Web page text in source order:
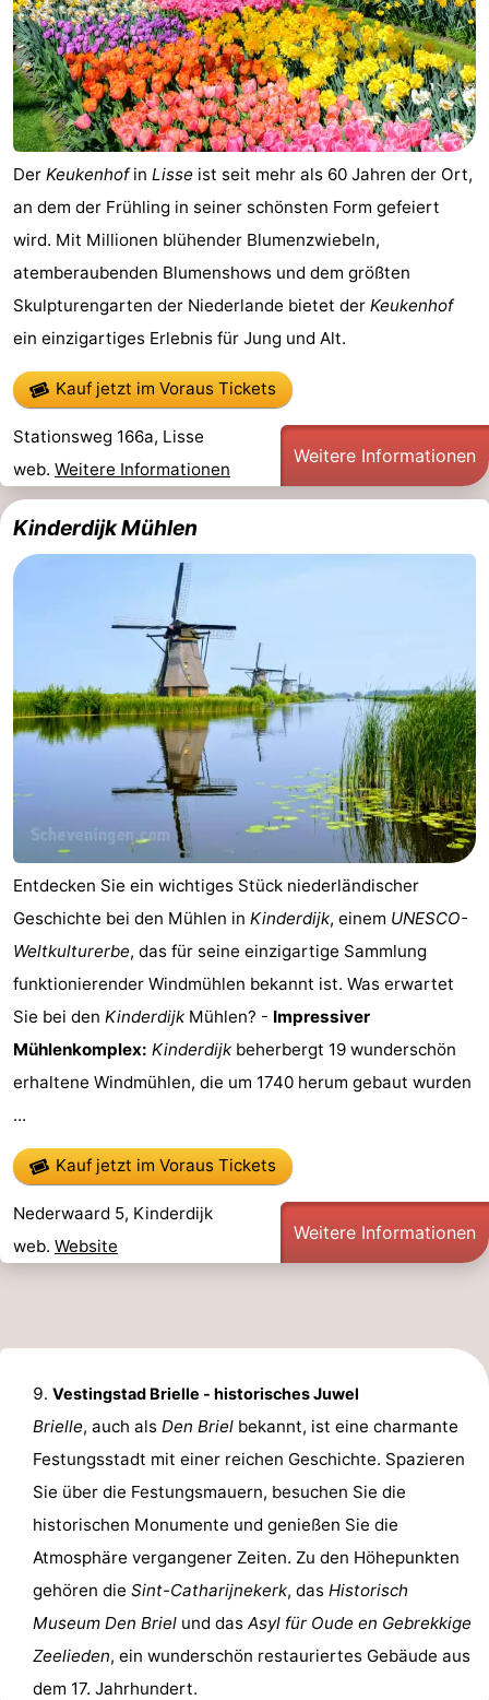
Der Keukenhofin Lisse ist seit mehr als 60 Jahren der Ort,
an dem der Frühling in seiner schönsten Form gefeiert
wird. Mit Millionen blühender Blumenzwiebeln,
atemberaubenden Blumenshows und dem größten
Skulpturengarten der Niederlande bietet der Keukenhof
ein einzigartiges Erlebnis für Jung und Alt.
Kauf jetzt im Voraus Tickets
Stationsweg 166a, Lisse
web. Weitere Informationen
Weitere Informationen
Kinderdijk Mühlen
Entdecken Sie ein wichtiges Stück niederländischer
Geschichte bei den Mühlen in Kinderdijk, einem UNESCO-
Weltkulturerbe, das für seine einzigartige Sammlung
funktionierender Windmühlen bekannt ist. Was erwartet
Sie bei den Kinderdijk Mühlen? - Impressiver
Mühlenkomplex: Kinderdijk beherbergt 19 wunderschön
erhaltene Windmühlen, die um 1740 herum gebaut wurden
...
Kauf jetzt im Voraus Tickets
Nederwaard 5, Kinderdijk
web. Website
Weitere Informationen
Vestingstad Brielle - historisches Juwel
Brielle, auch als Den Briel bekannt, ist eine charmante
Festungsstadt mit einer reichen Geschichte. Spazieren
Sie über die Festungsmauern, besuchen Sie die
historischen Monumente und genießen Sie die
Atmosphäre vergangener Zeiten. Zu den Höhepunkten
gehören die Sint-Catharijnekerk, das Historisch
Museum Den Briel und das Asyl für Oude en Gebrekkige
Zeelieden, ein wunderschön restauriertes Gebäude aus
dem 17. Jahrhundert.